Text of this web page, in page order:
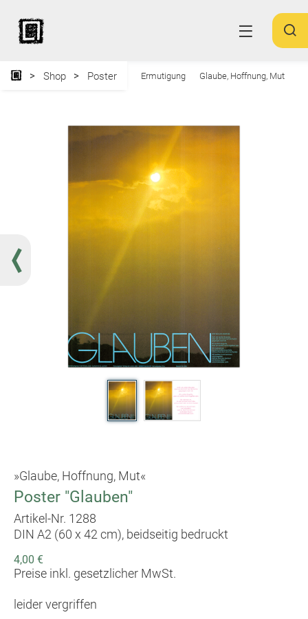
Shop Poster Ermutigung Glaube, Hoffnung, Mut
»Glaube, Hoffnung, Mut«
Poster "Glauben"
Artikel-Nr. 1288
DIN A2 (60 x 42 cm), beidseitig bedruckt
4,00 €
Preise inkl. gesetzlicher MwSt.
leider vergriffen